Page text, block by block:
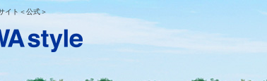
イト＜公式＞